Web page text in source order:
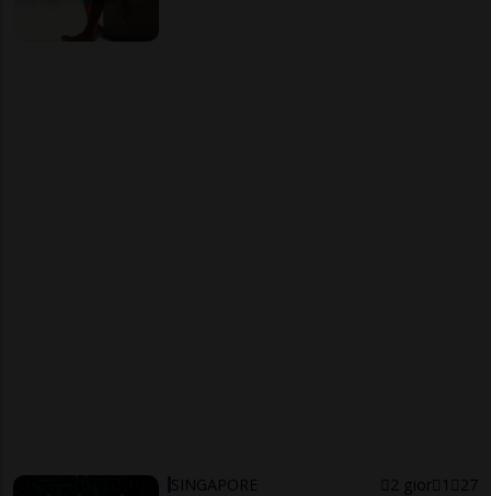
SINGAPORE 2 gior 1 27